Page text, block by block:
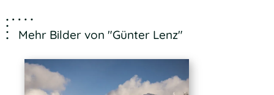
Mehr Bilder von "Günter Lenz"